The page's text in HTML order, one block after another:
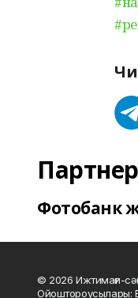
Фотобанк
© 2026 Ижтимағи-
Ойоштороусылары: